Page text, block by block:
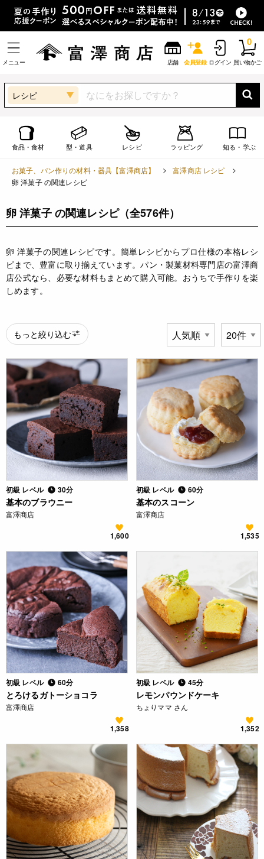
メニュー 店舗 会員登録 ログイン 買い物かご
0
レシピ
食品・食材 型・道具 レシピ ラッピング 知る・学ぶ
お菓子、パン作りの材料・器具【富澤商店】
富澤商店 レシピ
卵 洋菓子 の関連レシピ
卵 洋菓子 の関連レシピ（全576件）
卵 洋菓子の関連レシピです。簡単レシピからプロ仕様の本格レシ
ピまで、豊富に取り揃えています。パン・製菓材料専門店の富澤商
店公式なら、必要な材料もまとめて購入可能。おうちで手作りを楽
しめます。
もっと絞り込む
初級 レベル 30分
基本のブラウニー
富澤商店
1,600
初級 レベル 60分
基本のスコーン
富澤商店
1,535
初級 レベル 60分
とろけるガトーショコラ
富澤商店
1,358
初級 レベル 45分
レモンパウンドケーキ
ちょりママ さん
1,352